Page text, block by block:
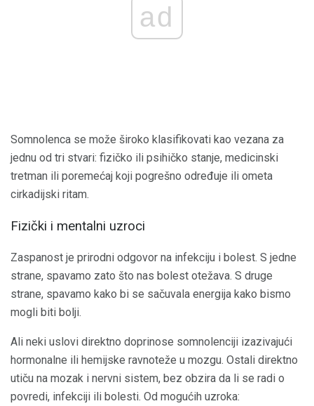
ad
Somnolenca se može široko klasifikovati kao vezana za
jednu od tri stvari: fizičko ili psihičko stanje, medicinski
tretman ili poremećaj koji pogrešno određuje ili ometa
cirkadijski ritam.
Fizički i mentalni uzroci
Zaspanost je prirodni odgovor na infekciju i bolest. S jedne
strane, spavamo zato što nas bolest otežava. S druge
strane, spavamo kako bi se sačuvala energija kako bismo
mogli biti bolji.
Ali neki uslovi direktno doprinose somnolenciji izazivajući
hormonalne ili hemijske ravnoteže u mozgu. Ostali direktno
utiču na mozak i nervni sistem, bez obzira da li se radi o
povredi, infekciji ili bolesti. Od mogućih uzroka: